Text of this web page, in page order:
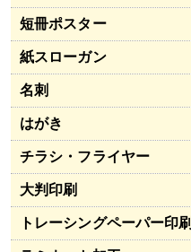
短冊ポスター
紙スローガン
名刺
はがき
チラシ・フライヤー
大判印刷
トレーシングペーパー印刷